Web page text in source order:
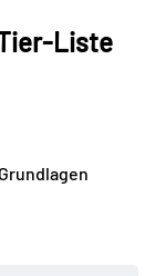
Liste